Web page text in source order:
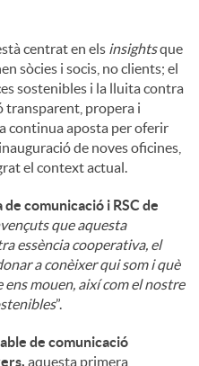
centrat en els insightsque
sòcies i socis, no clients; el
sostenibles i la lluita contra
transparent, propera i
continua aposta per oferir
de noves oficines,
el context actual.
comunicació i RSC de
que aquesta
essència cooperativa, el
a conèixer qui som i què
mouen, així com el nostre
”.
de comunicació
aquesta primera